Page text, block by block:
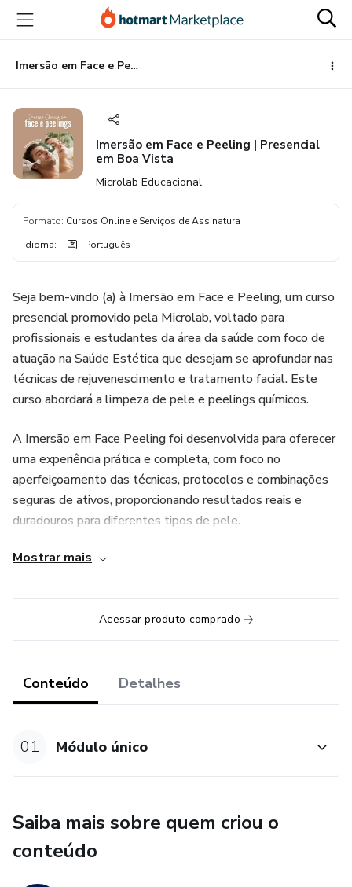
para
conteúdo
principal
para
pagamento
para
rodapé
Imersão em Face e Peeling | Presencial em Boa Vista
Imersão em Face e Peeling | Presencial
em Boa Vista
Microlab Educacional
Formato: Cursos Online e Serviços de Assinatura
Idioma: Português
Seja bem-vindo (a) à Imersão em Face e Peeling, um curso
presencial promovido pela Microlab, voltado para
profissionais e estudantes da área da saúde com foco de
atuação na Saúde Estética que desejam se aprofundar nas
técnicas de rejuvenescimento e tratamento facial. Este
curso abordará a limpeza de pele e peelings químicos.
A Imersão em Face Peeling foi desenvolvida para oferecer
uma experiência prática e completa, com foco no
aperfeiçoamento das técnicas, protocolos e combinações
seguras de ativos, proporcionando resultados reais e
duradouros para diferentes tipos de pele.
Durante o curso, o aluno aprenderá:
A avaliação correta da pele antes do peeling.
Tipos de peelings e suas indicações.
Cuidados pré e pós-procedimento.
personalizados.
Manejo de intercorrências e orientações profissionais.
Mostrar mais
Acessar produto comprado
Conteúdo Detalhes
01 Módulo único
Saiba mais sobre quem criou o
conteúdo